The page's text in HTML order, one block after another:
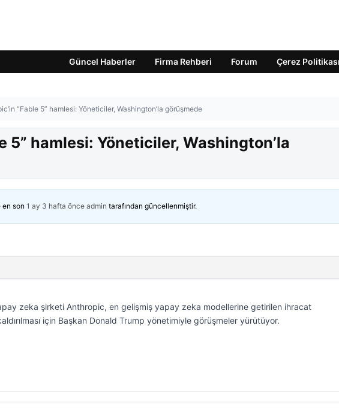
Güncel Haberler Firma Rehberi Forum Çerez Politikası
“Fable 5” hamlesi: Yöneticiler, Washington’la görüşmede
5” hamlesi: Yöneticiler, Washington’la
en son 1 ay 3 hafta önce admin tarafından güncellenmiştir.
zeka şirketi Anthropic, en gelişmiş yapay zeka modellerine getirilen ihracat
kaldırılması için Başkan Donald Trump yönetimiyle görüşmeler yürütüyor.